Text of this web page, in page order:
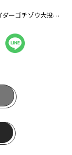
チゾウ大投票セット01